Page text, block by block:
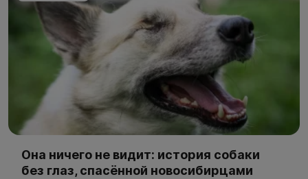
Она ничего не видит: история собаки
без глаз, спасённой новосибирцами